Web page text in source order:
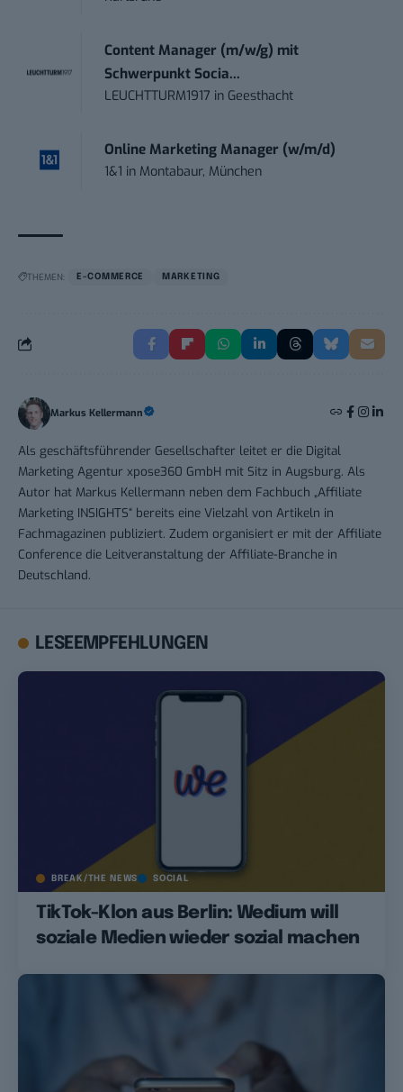
Content Manager (m/w/g) mit
Schwerpunkt Socia...
LEUCHTTURM1917 in Geesthacht
Online Marketing Manager (w/m/d)
1&1 in Montabaur, München
THEMEN: E-COMMERCE MARKETING
Markus Kellermann
Als geschäftsführender Gesellschafter leitet er die Digital
Marketing Agentur xpose360 GmbH mit Sitz in Augsburg. Als
Autor hat Markus Kellermann neben dem Fachbuch „Affiliate
Marketing INSIGHTS“ bereits eine Vielzahl von Artikeln in
Fachmagazinen publiziert. Zudem organisiert er mit der Affiliate
Conference die Leitveranstaltung der Affiliate-Branche in
Deutschland.
LESEEMPFEHLUNGEN
BREAK/THE NEWS SOCIAL
TikTok-Klon aus Berlin: Wedium will
soziale Medien wieder sozial machen